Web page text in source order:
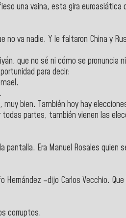
una vaina, esta gira euroasiática
va nadie. Y le faltaron China y
que no sé ni cómo se pronuncia
para decir:
bien. También hoy hay
partes, también vienen las
pantalla. Era Manuel Rosales
–dijo Carlos Vecchio.
corruptos.